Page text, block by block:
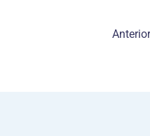
Anterior